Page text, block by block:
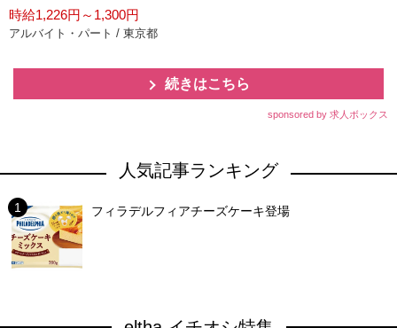
時給1,226円～1,300円
アルバイト・パート / 東京都
続きはこちら
sponsored by 求人ボックス
人気記事ランキング
フィラデルフィアチーズケーキ登場